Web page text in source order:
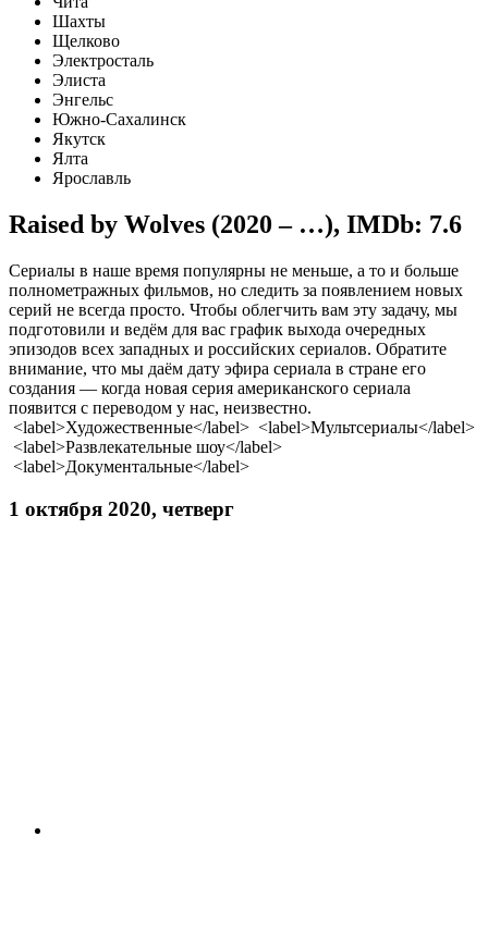
Шахты
Щелково
Электросталь
Элиста
Энгельс
Южно-Сахалинск
Якутск
Ялта
Ярославль
Raised by Wolves (2020 – …), IMDb: 7.6
Сериалы в наше время популярны не меньше, а то и больше
полнометражных фильмов, но следить за появлением новых
серий не всегда просто. Чтобы облегчить вам эту задачу, мы
подготовили и ведём для вас график выхода очередных
эпизодов всех западных и российских сериалов. Обратите
внимание, что мы даём дату эфира сериала в стране его
создания — когда новая серия американского сериала
появится с переводом у нас, неизвестно.
<label>Художественные</label> <label>Мультсериалы</label>
<label>Развлекательные шоу</label>
<label>Документальные</label>
1 октября 2020, четверг